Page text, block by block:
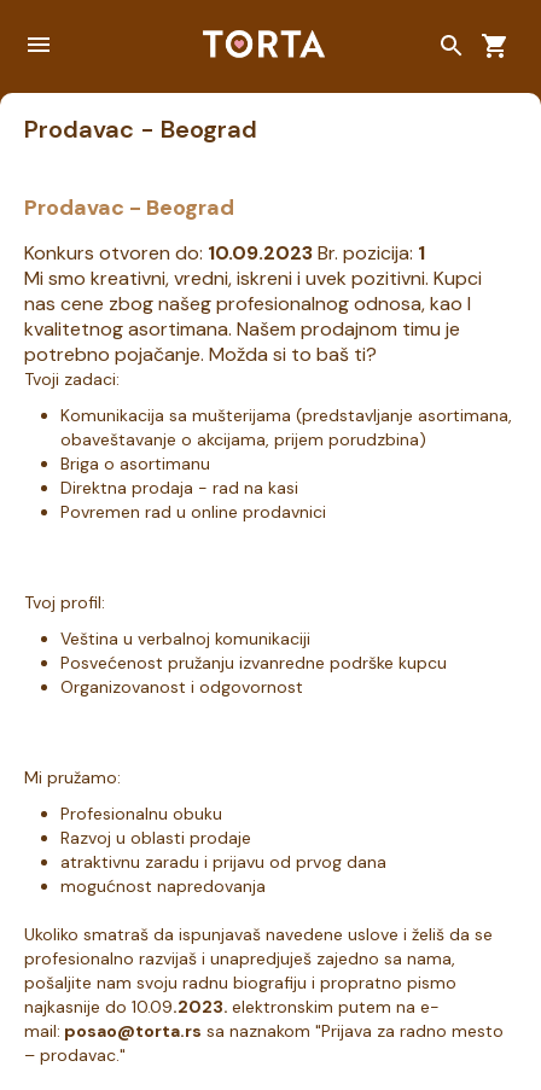
Prodavac - Beograd
Prodavac - Beograd
Konkurs otvoren do: 10.09.2023Br. pozicija: 1
Mi smo kreativni, vredni, iskreni i uvek pozitivni. Kupci
nas cene zbog našeg profesionalnog odnosa, kao I
kvalitetnog asortimana. Našem prodajnom timu je
potrebno pojačanje. Možda si to baš ti?
Tvoji zadaci:
Komunikacija sa mušterijama (predstavljanje asortimana,
obaveštavanje o akcijama, prijem porudzbina)
Briga o asortimanu
Direktna prodaja - rad na kasi
Povremen rad u online prodavnici
Tvoj profil:
Veština u verbalnoj komunikaciji
Posvećenost pružanju izvanredne podrške kupcu
Organizovanost i odgovornost
Mi pružamo:
Profesionalnu obuku
Razvoj u oblasti prodaje
atraktivnu zaradu i prijavu od prvog dana
mogućnost napredovanja
Ukoliko smatraš da ispunjavaš navedene uslove i želiš da se
profesionalno razvijaš i unapredjuješ zajedno sa nama,
pošaljite nam svoju radnu biografiju i propratno pismo
najkasnije do 10.09.2023. elektronskim putem na e-
mail: posao@torta.rs sa naznakom "Prijava za radno mesto
– prodavac."